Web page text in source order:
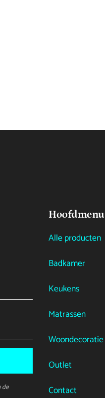
Hoofdmenu
Alle producten
Badkamer
Keukens
Matrassen
Woondecoratie
Outlet
Contact